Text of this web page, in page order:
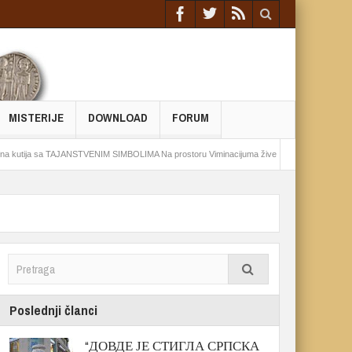
MISTERIJE DOWNLOAD FORUM
TAJANSTVENIM SIMBOLIMA Na prostoru Viminacijuma živeo drevni pokret
Poslednji članci
“ДОВДЕ ЈЕ СТИГЛА СРПСКА